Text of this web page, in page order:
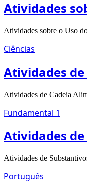
Atividades
Atividades sobre o Uso
Ciências
Atividades
Atividades de Cadeia
Fundamental 1
Atividades
Atividades de
Português